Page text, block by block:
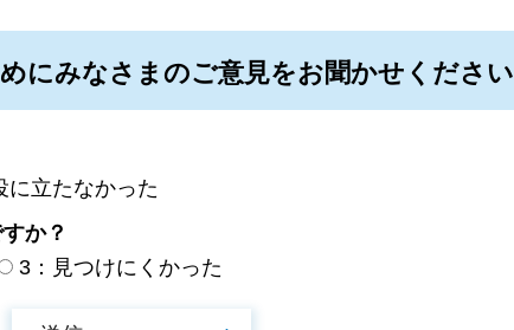
にみなさまのご意見をお聞かせください
に立たなかった
か？
3：見つけにくかった